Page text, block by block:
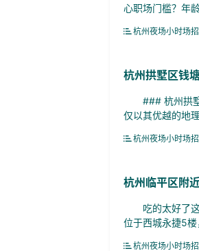
心职场门槛？年
杭州夜场小时场
杭州拱墅区钱
### 杭州拱墅
仅以其优越的地
杭州夜场小时场
杭州临平区附
吃的太好了这
位于西城永捷5
杭州夜场小时场